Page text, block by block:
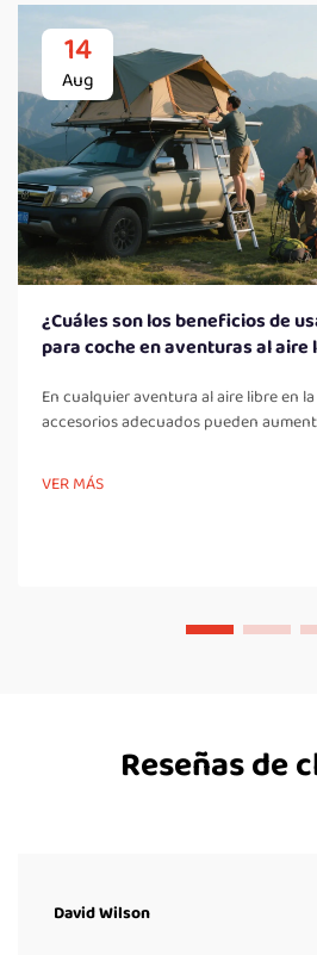
14
Aug
¿Cuáles son los beneficios de
para coche en aventuras al aire
En cualquier aventura al aire libre en
accesorios adecuados pueden
accesorios más recientes que los
llegado a valorar. Esta útil adición a tu
VER MÁS
Reseñas de
David Wilson